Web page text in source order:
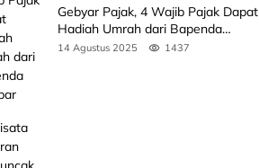
Gebyar Pajak, 4 Wajib Pajak Dapat
Hadiah Umrah dari Bapenda
Sumbar
14 Agustus 2025 1437